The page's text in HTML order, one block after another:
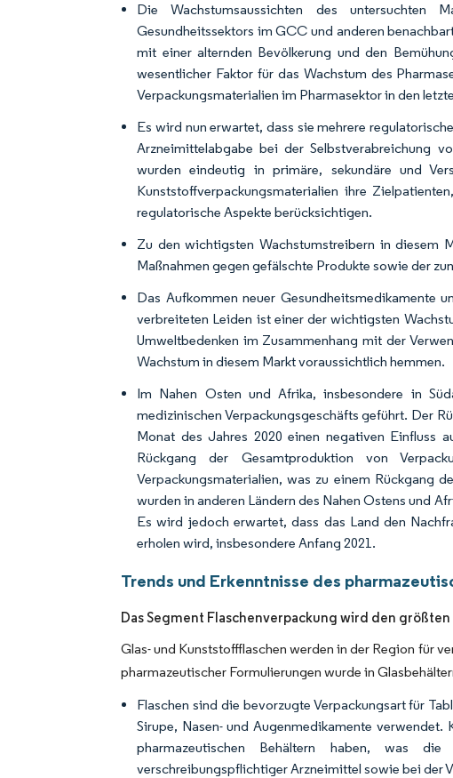
Die Wachstumsaussichten des untersuchten
Gesundheitssektors im GCC und anderen
mit einer alternden Bevölkerung und den
wesentlicher Faktor für das Wachstum des
Verpackungsmaterialien im Pharmasektor in den
Es wird nun erwartet, dass sie mehrere
Arzneimittelabgabe bei der Selbstverabreichung
wurden eindeutig in primäre, sekundäre und
Kunststoffverpackungsmaterialien ihre
regulatorische Aspekte berücksichtigen.
Zu den wichtigsten Wachstumstreibern in diesem
Maßnahmen gegen gefälschte Produkte sowie der
Das Aufkommen neuer Gesundheitsmedikamente
verbreiteten Leiden ist einer der wichtigsten
Umweltbedenken im Zusammenhang mit der
Wachstum in diesem Markt voraussichtlich hemmen.
Im Nahen Osten und Afrika, insbesondere in
medizinischen Verpackungsgeschäfts geführt. Der
Monat des Jahres 2020 einen negativen Einfluss
Rückgang der Gesamtproduktion von
Verpackungsmaterialien, was zu einem Rückgang
wurden in anderen Ländern des Nahen Ostens und
Es wird jedoch erwartet, dass das Land den
erholen wird, insbesondere Anfang 2021.
Trends und Erkenntnisse des
Das Segment Flaschenverpackung wird den
Glas- und Kunststoffflaschen werden in der Region für
pharmazeutischer Formulierungen wurde in
Flaschen sind die bevorzugte Verpackungsart für
Sirupe, Nasen- und Augenmedikamente
pharmazeutischen Behältern haben, was
verschreibungspflichtiger Arzneimittel sowie bei der